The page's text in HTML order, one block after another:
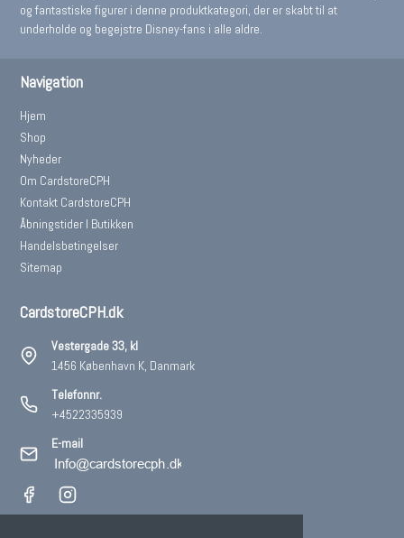
og fantastiske figurer i denne produktkategori, der er skabt til at
underholde og begejstre Disney-fans i alle aldre.
Navigation
Hjem
Shop
Nyheder
Om CardstoreCPH
Kontakt CardstoreCPH
Åbningstider I Butikken
Handelsbetingelser
Sitemap
CardstoreCPH.dk
Vestergade 33, kl
1456 København K, Danmark
Telefonnr.
+4522335939
E-mail